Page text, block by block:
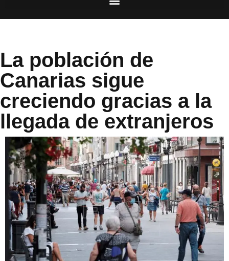
La población de
Canarias sigue
creciendo gracias a la
llegada de extranjeros